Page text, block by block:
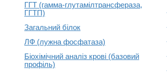
ГГТ (гамма-глутамілтрансфераза,
ГГТП)
Загальний білок
ЛФ (лужна фосфатаза)
Біохімічний аналіз крові (базовий
профіль)